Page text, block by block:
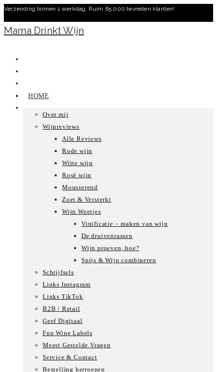
Ga
naar
inhoud
Verzending binnen 1 werkdag. Ruim 65.000 tevreden klanten!
Mama Drinkt Wijn
HOME
Over mij
Wijnreviews
Alle Reviews
Rode wijn
Witte wijn
Rosé wijn
Mousserend
Zoet & Versterkt
Wijn Weetjes
Vinificatie – maken van wijn
De druivenrassen
Wijn proeven, hoe?
Spijs & Wijn combineren
Schrijfsels
Links Instagram
Links TikTok
B2B / Retail
Geef Digitaal
Fun Wine Labels
Meest Gestelde Vragen
Service & Contact
Bestelling herroepen